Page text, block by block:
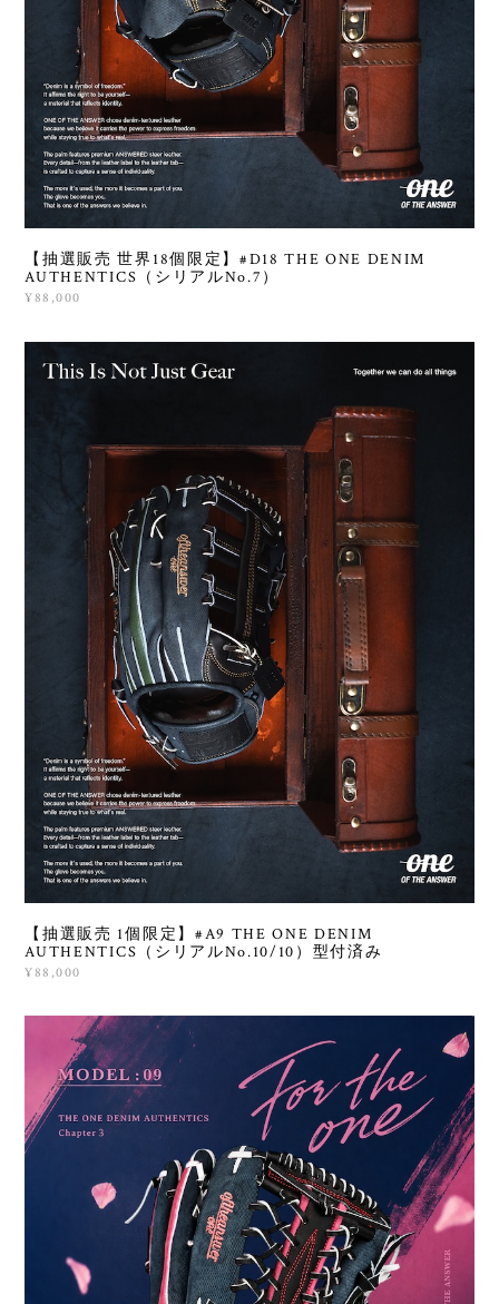
【抽選販売 世界18個限定】#D18 THE ONE DENIM
AUTHENTICS（シリアルNo.7）
¥88,000
【抽選販売 1個限定】#A9 THE ONE DENIM
AUTHENTICS（シリアルNo.10/10）型付済み
¥88,000